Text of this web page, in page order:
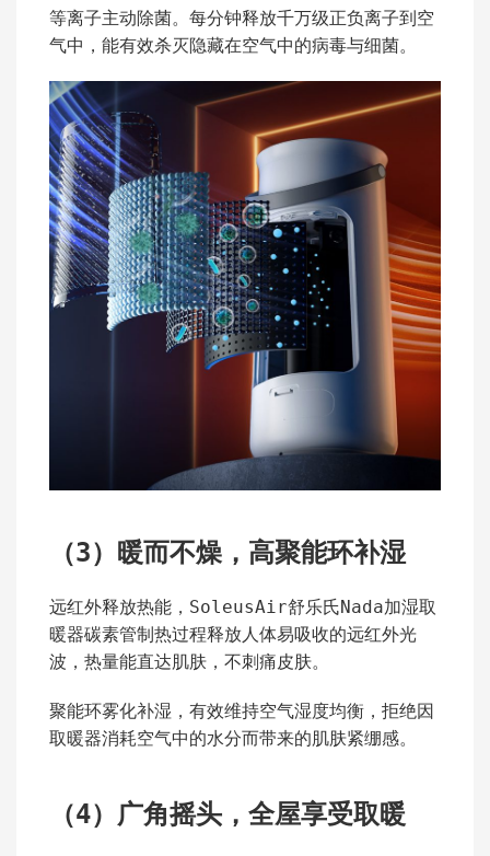
等离子主动除菌。每分钟释放千万级正负离子到空
气中，能有效杀灭隐藏在空气中的病毒与细菌。
（3）暖而不燥，高聚能环补湿
远红外释放热能，SoleusAir舒乐氏Nada加湿取
暖器碳素管制热过程释放人体易吸收的远红外光
波，热量能直达肌肤，不刺痛皮肤。
聚能环雾化补湿，有效维持空气湿度均衡，拒绝因
取暖器消耗空气中的水分而带来的肌肤紧绷感。
（4）广角摇头，全屋享受取暖